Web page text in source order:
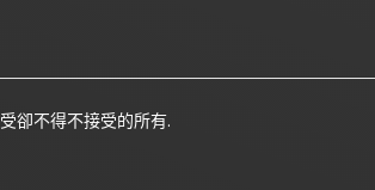
卻不得不接受的所有.